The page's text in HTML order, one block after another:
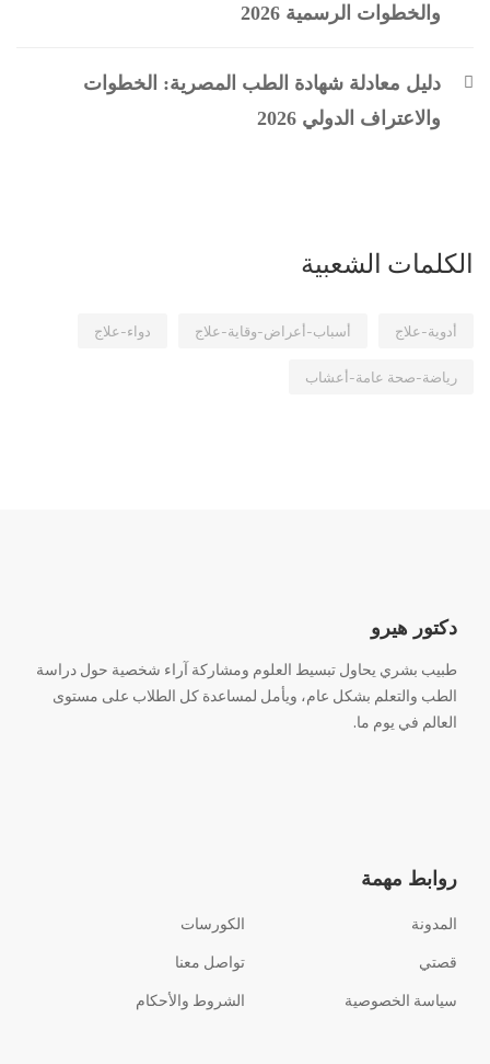
والخطوات الرسمية 2026
دليل معادلة شهادة الطب المصرية: الخطوات
والاعتراف الدولي 2026
الكلمات الشعبية
أدوية-علاج أسباب-أعراض-وقاية-علاج
دواء-علاج
رياضة-صحة عامة-أعشاب
دكتور هيرو
طبيب بشري يحاول تبسيط العلوم ومشاركة آراء شخصية حول دراسة
الطب والتعلم بشكل عام، ويأمل لمساعدة كل الطلاب على مستوى
العالم في يوم ما.
روابط مهمة
المدونة
الكورسات
قصتي
تواصل معنا
سياسة الخصوصية
الشروط والأحكام